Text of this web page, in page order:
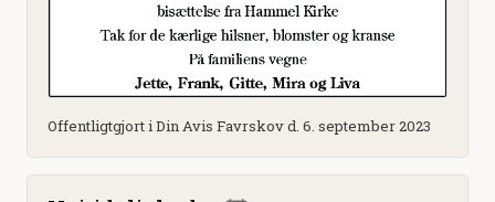
Offentligtgjort i Din Avis Favrskov d. 6. september 2023